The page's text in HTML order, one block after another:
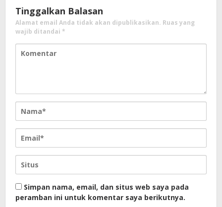
Tinggalkan Balasan
Alamat email Anda tidak akan dipublikasikan. Ruas yang
wajib ditandai *
Simpan nama, email, dan situs web saya pada
peramban ini untuk komentar saya berikutnya.